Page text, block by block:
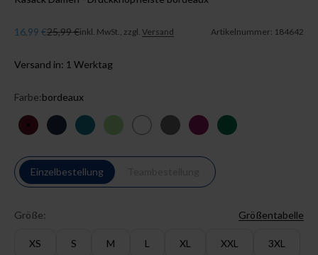
Angebot
16,99 €Regulärer Preis
25,99 €inkl. MwSt., zzgl. Versand Artikelnummer: 184642
Versand in: 1 Werktag
Farbe:bordeaux
bordeauxnavy petrol apfelgrünweiß steingrauberry dunkelgrün
Einzelbestellung
Größe: Größentabelle
XS S M L XL XXL 3XL